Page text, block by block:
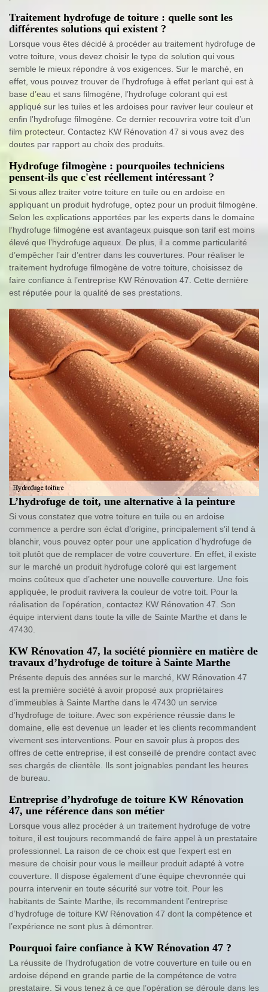
Traitement hydrofuge de toiture : quelle sont les
différentes solutions qui existent ?
Lorsque vous êtes décidé à procéder au traitement hydrofuge de
votre toiture, vous devez choisir le type de solution qui vous
semble le mieux répondre à vos exigences. Sur le marché, en
effet, vous pouvez trouver de l’hydrofuge à effet perlant qui est à
base d’eau et sans filmogène, l’hydrofuge colorant qui est
appliqué sur les tuiles et les ardoises pour raviver leur couleur et
enfin l’hydrofuge filmogène. Ce dernier recouvrira votre toit d’un
film protecteur. Contactez KW Rénovation 47 si vous avez des
doutes par rapport au choix des produits.
Hydrofuge filmogène : pourquoiles techniciens
pensent-ils que c'est réellement intéressant ?
Si vous allez traiter votre toiture en tuile ou en ardoise en
appliquant un produit hydrofuge, optez pour un produit filmogène.
Selon les explications apportées par les experts dans le domaine
l’hydrofuge filmogène est avantageux puisque son tarif est moins
élevé que l’hydrofuge aqueux. De plus, il a comme particularité
d’empêcher l’air d’entrer dans les couvertures. Pour réaliser le
traitement hydrofuge filmogène de votre toiture, choisissez de
faire confiance à l’entreprise KW Rénovation 47. Cette dernière
est réputée pour la qualité de ses prestations.
L’hydrofuge de toit, une alternative à la peinture
Si vous constatez que votre toiture en tuile ou en ardoise
commence a perdre son éclat d’origine, principalement s’il tend à
blanchir, vous pouvez opter pour une application d’hydrofuge de
toit plutôt que de remplacer de votre couverture. En effet, il existe
sur le marché un produit hydrofuge coloré qui est largement
moins coûteux que d’acheter une nouvelle couverture. Une fois
appliquée, le produit ravivera la couleur de votre toit. Pour la
réalisation de l’opération, contactez KW Rénovation 47. Son
équipe intervient dans toute la ville de Sainte Marthe et dans le
47430.
KW Rénovation 47, la société pionnière en matière de
travaux d’hydrofuge de toiture à Sainte Marthe
Présente depuis des années sur le marché, KW Rénovation 47
est la première société à avoir proposé aux propriétaires
d’immeubles à Sainte Marthe dans le 47430 un service
d’hydrofuge de toiture. Avec son expérience réussie dans le
domaine, elle est devenue un leader et les clients recommandent
vivement ses interventions. Pour en savoir plus à propos des
offres de cette entreprise, il est conseillé de prendre contact avec
ses chargés de clientèle. Ils sont joignables pendant les heures
de bureau.
Entreprise d’hydrofuge de toiture KW Rénovation
47, une référence dans son métier
Lorsque vous allez procéder à un traitement hydrofuge de votre
toiture, il est toujours recommandé de faire appel à un prestataire
professionnel. La raison de ce choix est que l’expert est en
mesure de choisir pour vous le meilleur produit adapté à votre
couverture. Il dispose également d’une équipe chevronnée qui
pourra intervenir en toute sécurité sur votre toit. Pour les
habitants de Sainte Marthe, ils recommandent l’entreprise
d’hydrofuge de toiture KW Rénovation 47 dont la compétence et
l’expérience ne sont plus à démontrer.
Pourquoi faire confiance à KW Rénovation 47 ?
La réussite de l’hydrofugation de votre couverture en tuile ou en
ardoise dépend en grande partie de la compétence de votre
prestataire. Si vous tenez à ce que l’opération se déroule dans les